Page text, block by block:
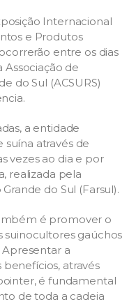
Internacional
e Produtos
entre os dias
Associação de
do Sul (ACSURS)
a entidade
através de
vezes ao dia e por
realizada pela
do Sul (Farsul).
é promover o
suinocultores gaúchos
a
benefícios, através
é fundamental
de toda a cadeia